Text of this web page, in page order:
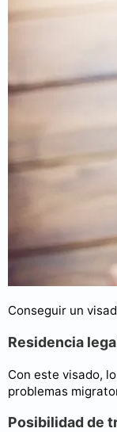
Conseguir un
Residencia
Con este visado,
problemas
Posibilidad de